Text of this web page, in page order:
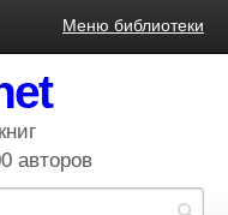
Меню библиотеки
авторов